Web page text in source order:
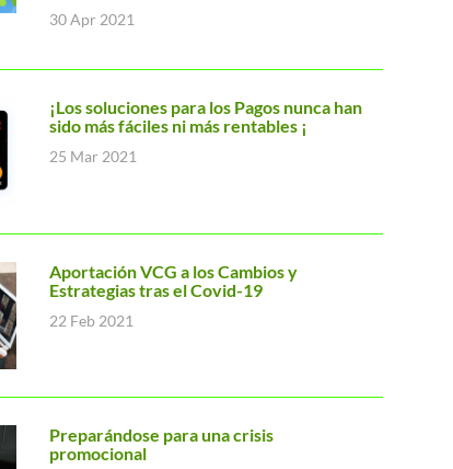
30 Apr 2021
¡Los soluciones para los Pagos nunca han
sido más fáciles ni más rentables ¡
25 Mar 2021
Aportación VCG a los Cambios y
Estrategias tras el Covid-19
22 Feb 2021
Preparándose para una crisis
promocional